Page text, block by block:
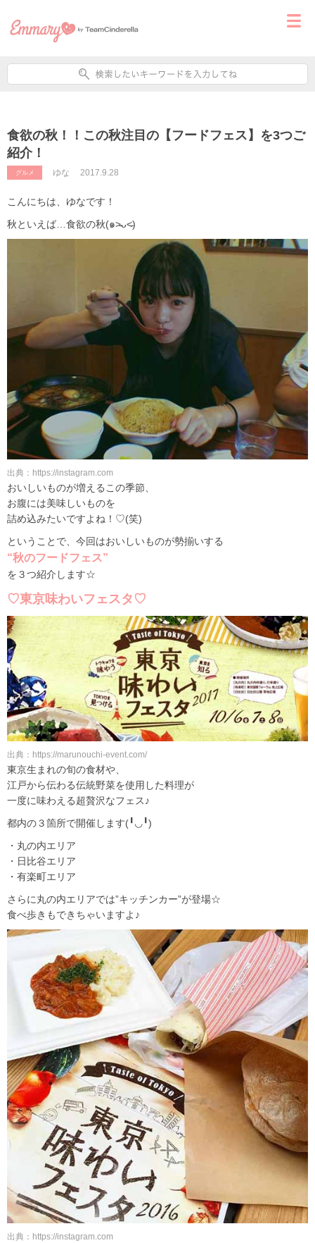
食欲の秋！！この秋注目の【フードフェス】を3つご
紹介！
グルメ ゆな 2017.9.28
こんにちは、ゆなです！
秋といえば…食欲の秋(๑˃̵ᴗ˂̵)
出典：https://instagram.com
おいしいものが増えるこの季節、
お腹には美味しいものを
詰め込みたいですよね！♡(笑)
ということで、今回はおいしいものが勢揃いする
“秋のフードフェス”
を３つ紹介します☆
♡東京味わいフェスタ♡
出典：https://marunouchi-event.com/
東京生まれの旬の食材や、
江戸から伝わる伝統野菜を使用した料理が
一度に味わえる超贅沢なフェス♪
都内の３箇所で開催します(╹◡╹)
・丸の内エリア
・日比谷エリア
・有楽町エリア
さらに丸の内エリアでは”キッチンカー”が登場☆
食べ歩きもできちゃいますよ♪
出典：https://instagram.com